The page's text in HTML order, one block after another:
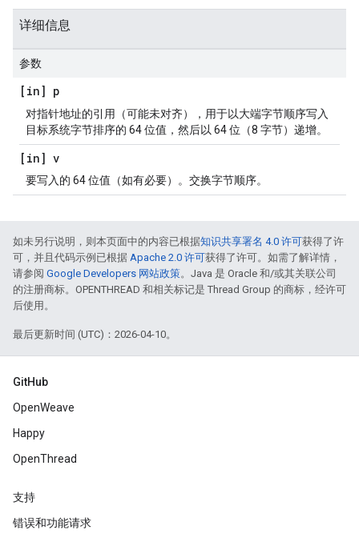
详细信息
参数
[in] p
对指针地址的引用（可能未对齐），用于以大端字节顺序写入
目标系统字节排序的 64 位值，然后以 64 位（8 字节）递增。
[in] v
要写入的 64 位值（如有必要）。交换字节顺序。
如未另行说明，则本页面中的内容已根据知识共享署名 4.0 许可获得了许
可，并且代码示例已根据 Apache 2.0 许可获得了许可。如需了解详情，
请参阅 Google Developers 网站政策。Java 是 Oracle 和/或其关联公司
的注册商标。OPENTHREAD 和相关标记是 Thread Group 的商标，经许可
后使用。
最后更新时间 (UTC)：2026-04-10。
GitHub
OpenWeave
Happy
OpenThread
支持
错误和功能请求